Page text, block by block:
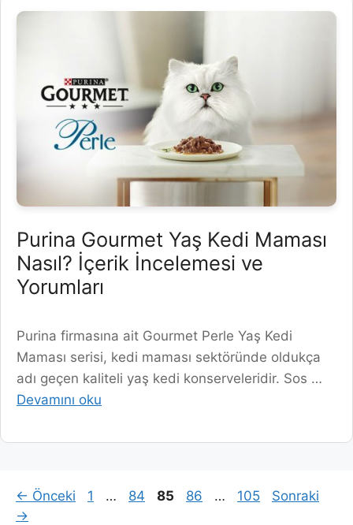
Purina Gourmet Yaş Kedi Maması
Nasıl? İçerik İncelemesi ve
Yorumları
Purina firmasına ait Gourmet Perle Yaş Kedi
Maması serisi, kedi maması sektöründe oldukça
adı geçen kaliteli yaş kedi konserveleridir. Sos …
Devamını oku
← Önceki Sayfa
1 … Sayfa
84 Sayfa
85 Sayfa
86 … Sayfa
105
Sonraki
→